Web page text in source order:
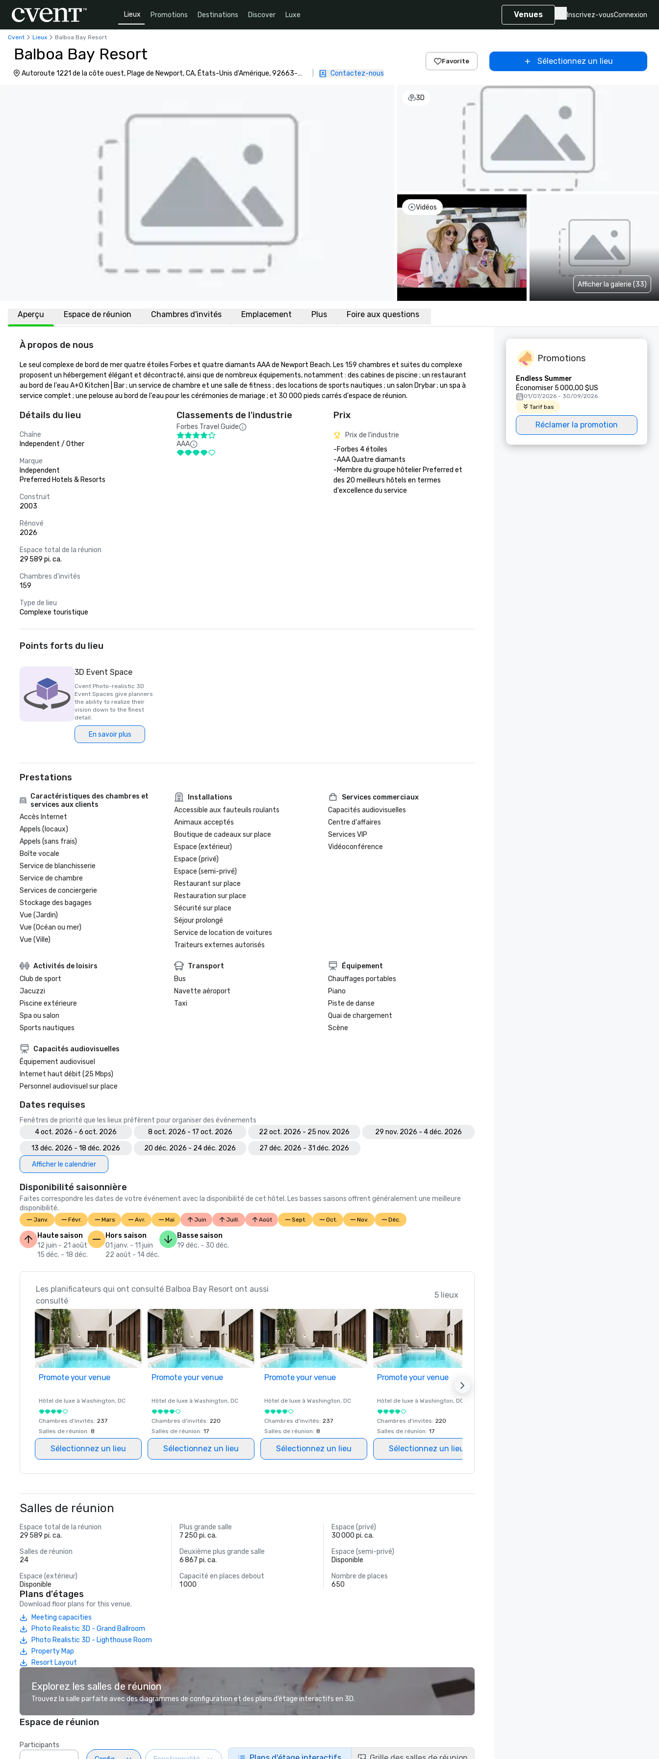
Lieux Promotions Destinations Discover Luxe Venues Inscrivez-vousConnexion
Cvent Lieux Balboa Bay Resort
Balboa Bay Resort
Autoroute 1221 de la côte ouest, Plage de Newport, CA, États-Unis d'Amérique, 92663-
Contactez-nous
Favorite Sélectionnez un lieu
3D
Vidéos
Afficher la galerie (33)
Aperçu Espace de réunion Chambres d'invités Emplacement Plus Foire aux questions
À propos de nous
Le seul complexe de bord de mer quatre étoiles Forbes et quatre diamants AAA de Newport Beach. Les 159 chambres et suites du complexe
proposent un hébergement élégant et décontracté, ainsi que de nombreux équipements, notamment : des cabines de piscine ; un restaurant
au bord de l'eau A+O Kitchen | Bar ; un service de chambre et une salle de fitness ; des locations de sports nautiques ; un salon Drybar ; un spa à
service complet ; une pelouse au bord de l'eau pour les cérémonies de mariage ; et 30 000 pieds carrés d'espace de réunion.
Détails du lieu
Chaîne
Independent / Other
Marque
Independent
Preferred Hotels & Resorts
Construit
2003
Rénové
2026
Espace total de la réunion
29 589 pi. ca.
Chambres d'invités
159
Type de lieu
Complexe touristique
Classements de l'industrie
Forbes Travel Guide
AAA
Prix
Prix de l'industrie
-Forbes 4 étoiles
-AAA Quatre diamants
-Membre du groupe hôtelier Preferred et
des 20 meilleurs hôtels en termes
Points forts du lieu
3D Event Space
Cvent Photo-realistic 3D
Event Spaces give planners
the ability to realize their
vision down to the finest
detail.
En savoir plus
Prestations
Caractéristiques des chambres et
services aux clients
Accès Internet
Appels (locaux)
Appels (sans frais)
Boîte vocale
Service de blanchisserie
Service de chambre
Services de conciergerie
Stockage des bagages
Vue (Jardin)
Vue (Océan ou mer)
Vue (Ville)
Installations
Accessible aux fauteuils roulants
Animaux acceptés
Boutique de cadeaux sur place
Espace (extérieur)
Espace (privé)
Espace (semi-privé)
Restaurant sur place
Restauration sur place
Sécurité sur place
Séjour prolongé
Service de location de voitures
Traiteurs externes autorisés
Services commerciaux
Capacités audiovisuelles
Centre d'affaires
Services VIP
Vidéoconférence
Activités de loisirs
Club de sport
Jacuzzi
Piscine extérieure
Spa ou salon
Sports nautiques
Transport
Bus
Navette aéroport
Taxi
Équipement
Chauffages portables
Piano
Piste de danse
Quai de chargement
Scène
Capacités audiovisuelles
Équipement audiovisuel
Internet haut débit (25 Mbps)
Personnel audiovisuel sur place
Dates requises
Fenêtres de priorité que les lieux préfèrent pour organiser des événements
4 oct. 2026 - 6 oct. 2026
8 oct. 2026 - 17 oct. 2026 22 oct. 2026 - 25 nov. 2026
29 nov. 2026 - 4 déc. 2026
13 déc. 2026 - 18 déc. 2026
20 déc. 2026 - 24 déc. 2026
27 déc. 2026 - 31 déc. 2026
Afficher le calendrier
Disponibilité saisonnière
Faites correspondre les dates de votre événement avec la disponibilité de cet hôtel. Les basses saisons offrent généralement une meilleure
disponibilité.
Janv. Févr. Mars Avr. Mai Juin Juill. Août Sept. Oct. Nov. Déc.
Haute saison
12 juin - 21 août
15 déc. - 18 déc.
Hors saison
01 janv. - 11 juin
22 août - 14 déc.
Basse saison
19 déc. - 30 déc.
Les planificateurs qui ont consulté Balboa Bay Resort ont aussi
consulté
5 lieux
Promote your venue
Hôtel de luxe à Washington, DC
Chambres d'invités: 237
Salles de réunion: 8
Sélectionnez un lieu
Promote your venue
Hôtel de luxe à Washington, DC
Chambres d'invités: 220
Salles de réunion: 17
Sélectionnez un lieu
Promote your venue
Hôtel de luxe à Washington, DC
Chambres d'invités: 237
Salles de réunion: 8
Sélectionnez un lieu
Promote your venue
Hôtel de luxe à Washington, DC
Chambres d'invités: 220
Salles de réunion: 17
Sélectionnez un lieu
Salles de réunion
Espace total de la réunion
29 589 pi. ca.
Plus grande salle
7 250 pi. ca.
Espace (privé)
30 000 pi. ca.
Salles de réunion
24
Deuxième plus grande salle
6 867 pi. ca.
Espace (semi-privé)
Disponible
Espace (extérieur)
Disponible
Capacité en places debout
1 000
Nombre de places
650
Plans d'étages
Download floor plans for this venue.
Meeting capacities
Photo Realistic 3D - Grand Ballroom
Photo Realistic 3D - Lighthouse Room
Property Map
Resort Layout
Explorez les salles de réunion
Trouvez la salle parfaite avec des diagrammes de configuration et des plans d’étage interactifs en 3D.
Espace de réunion
Participants
Promotions
Endless Summer
Économiser 5 000,00 $US
01/07/2026 - 30/09/2026
Tarif bas
Réclamer la promotion